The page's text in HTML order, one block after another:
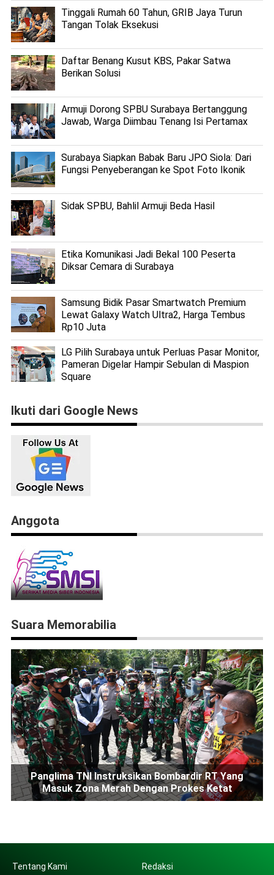
Tinggali Rumah 60 Tahun, GRIB Jaya Turun
Tangan Tolak Eksekusi
Daftar Benang Kusut KBS, Pakar Satwa
Berikan Solusi
Armuji Dorong SPBU Surabaya Bertanggung
Jawab, Warga Diimbau Tenang Isi Pertamax
Surabaya Siapkan Babak Baru JPO Siola: Dari
Fungsi Penyeberangan ke Spot Foto Ikonik
Sidak SPBU, Bahlil Armuji Beda Hasil
Etika Komunikasi Jadi Bekal 100 Peserta
Diksar Cemara di Surabaya
Samsung Bidik Pasar Smartwatch Premium
Lewat Galaxy Watch Ultra2, Harga Tembus
Rp10 Juta
LG Pilih Surabaya untuk Perluas Pasar Monitor,
Pameran Digelar Hampir Sebulan di Maspion
Square
Ikuti dari Google News
Anggota
Suara Memorabilia
Panglima TNI Instruksikan Bombardir RT Yang
Masuk Zona Merah Dengan Prokes Ketat
Tentang Kami Redaksi